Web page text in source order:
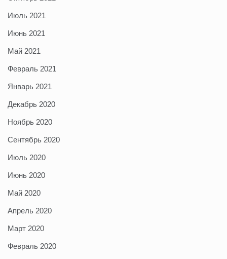
Июль 2021
Июнь 2021
Май 2021
Февраль 2021
Январь 2021
Декабрь 2020
Ноябрь 2020
Сентябрь 2020
Июль 2020
Июнь 2020
Май 2020
Апрель 2020
Март 2020
Февраль 2020